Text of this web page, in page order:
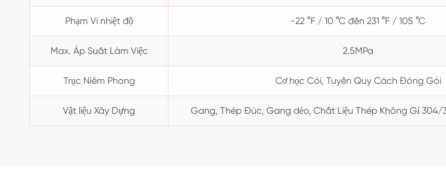
Phạm Vi nhiệt độ -22 °F / 10 °C đến 231 °F / 105 °C
Max. Áp Suất Làm Việc 2.5MPa
Trục Niêm Phong Cơ học Cói, Tuyến Quy Cách Đóng Gói
Vật liệu Xây Dựng Gang, Thép Đúc, Gang dẻo, Chất Liệu Thép Không Gỉ 304/